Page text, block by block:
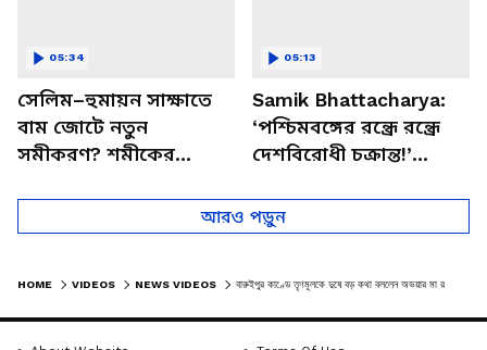
সেলিম–হুমায়ন সাক্ষাতে
বাম জোটে নতুন
সমীকরণ? শমীকের
Samik Bhattacharya
05:34
Samik Bhattacharya:
‘পশ্চিমবঙ্গের রন্ধ্রে রন্ধ্রে
দেশবিরোধী চক্রান্ত!’
BJP News
05:13
আরও পড়ুন
HOME VIDEOS NEWS VIDEOS